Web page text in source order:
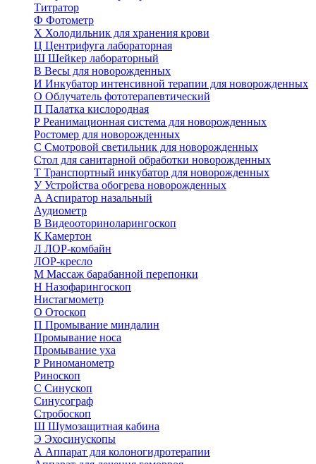
Титратор
Ф Фотометр
Х Холодильник для хранения крови
Ц Центрифуга лабораторная
Ш Шейкер лабораторный
В Весы для новорожденных
И Инкубатор интенсивной терапии для новорожденных
О Облучатель фототерапевтический
П Палатка кислородная
Р Реанимационная система для новорожденных
Ростомер для новорожденных
С Смотровой светильник для новорожденных
Стол для санитарной обработки новорожденных
Т Транспортный инкубатор для новорожденных
УУстройства обогрева новорожденных
А Аспиратор назальный
Аудиометр
В Видеооториноларингоскоп
К Камертон
Л ЛОР-комбайн
ЛОР-кресло
М Массаж барабанной перепонки
Н Назофарингоскоп
Нистагмометр
О Отоскоп
П Промывание миндалин
Промывание носа
Промывание уха
Р Риноманометр
Риноскоп
С Синускоп
Синусограф
Стробоскоп
Ш Шумозащитная кабина
Э Эхосинускопы
А Аппарат для колоногидротерапии